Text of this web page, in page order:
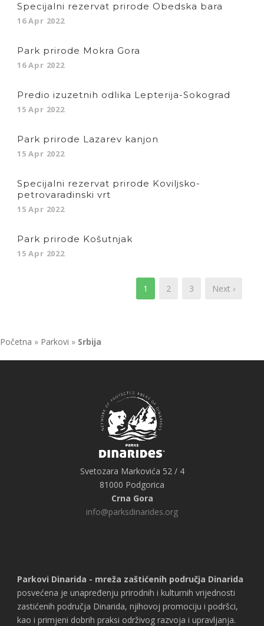
Specijalni rezervat prirode Obedska bara
16 Apr 2022
Park prirode Mokra Gora
16 Apr 2022
Predio izuzetnih odlika Lepterija-Sokograd
15 Apr 2022
Park prirode Lazarev kanjon
15 Apr 2022
Specijalni rezervat prirode Koviljsko-
petrovaradinski vrt
15 Apr 2022
Park prirode Košutnjak
15 Apr 2022
1 2 3 Next ›
Početna » Parkovi » Srbija
Svetozara Markovića 52 / 4
81000 Podgorica
Crna Gora
info@parksdinarides.org
Parkovi Dinarida - mreža zaštićenih područja Dinarida
posvećena je unapređenju prirodnih i kulturnih vrijednosti
zastićenih područja Dinarida, njihovoj promociju i podršci,
kao i primjeni dobrih praksi održivog razvoja i upravljanja.